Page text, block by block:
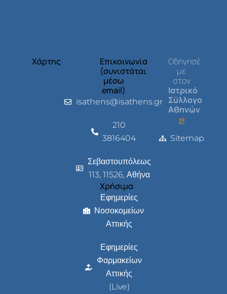
Χάρτης
Επικοινωνία
(συνιστάται
μέσω
email)
isathens@isathens.gr
210
3816404
Σεβαστουπόλεως
113, 11526, Αθήνα
Χρήσιμα
Εφημερίες
Νοσοκομείων
Αττικής
Εφημερίες
Φαρμακείων
Αττικής
(Live)
Οδήγησέ
με
στον
Ιατρικό
Σύλλογο
Αθηνών
Sitemap